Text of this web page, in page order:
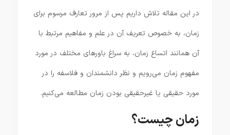
در این مقاله تلاش داریم پس از مرور تعارف مرسوم برای
زمان، به خصوص تعریف آن در علم و مفاهیم مرتبط با
آن همانند اتساع زمان، به سراغ باورهای مختلف در مورد
مفهوم زمان می‌رویم و نظر دانشمندان و فلاسفه را در
مورد حقیقی یا غیرحقیقی بودن زمان مطالعه می‌کنیم.
زمان چیست؟